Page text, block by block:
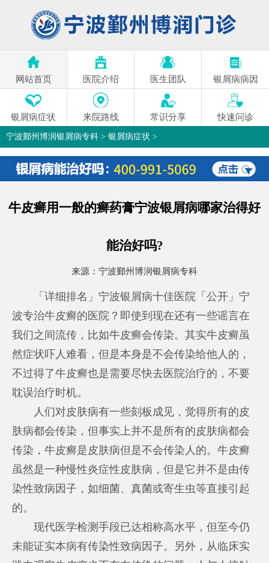
网站首页 医院介绍 医生团队 银屑病病因
银屑病症状 来院路线 常识分享 快速问诊
宁波鄞州博润银屑病专科 > 银屑病症状 >
牛皮癣用一般的癣药膏宁波银屑病哪家治得好
能治好吗?
来源： 宁波鄞州博润银屑病专科
「详细排名」宁波银屑病十佳医院「公开」宁
波专治牛皮癣的医院？即使到现在还有一些谣言在
我们之间流传，比如牛皮癣会传染。其实牛皮癣虽
然症状吓人难看，但是本身是不会传染给他人的，
不过得了牛皮癣也是需要尽快去医院治疗的，不要
耽误治疗时机。
人们对皮肤病有一些刻板成见，觉得所有的皮
肤病都会传染，但事实上并不是所有的皮肤病都会
传染，牛皮癣是皮肤病但是不会传染人的。牛皮癣
虽然是一种慢性炎症性皮肤病，但是它并不是由传
染性致病因子，如细菌、真菌或寄生虫等直接引起
的。
现代医学检测手段已达相称高水平，但至今仍
未能证实本病有传染性致病因子。另外，从临床实